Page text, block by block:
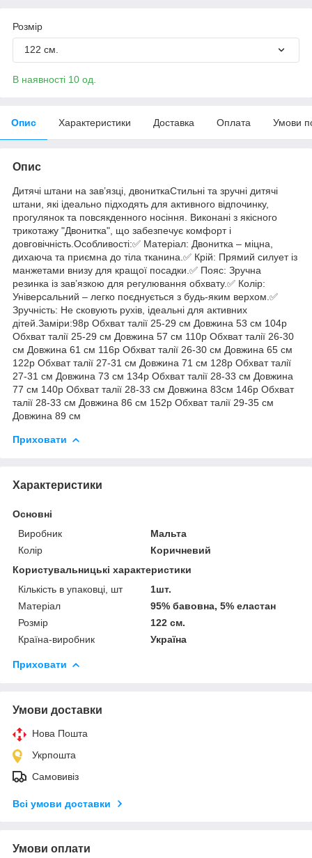
Розмір
122 см.
В наявності 10 од.
Опис Характеристики Доставка Оплата Умови
Опис
Дитячі штани на зав’язці, двониткаСтильні та зручні дитячі
штани, які ідеально підходять для активного відпочинку,
прогулянок та повсякденного носіння. Виконані з якісного
трикотажу "Двонитка", що забезпечує комфорт і
довговічність.Особливості:✅ Матеріал: Двонитка – міцна,
дихаюча та приємна до тіла тканина.✅ Крій: Прямий силует із
манжетами внизу для кращої посадки.✅ Пояс: Зручна
резинка із зав’язкою для регулювання обхвату.✅ Колір:
Універсальний – легко поєднується з будь-яким верхом.✅
Зручність: Не сковують рухів, ідеальні для активних
дітей.Заміри:98р Обхват талії 25-29 см Довжина 53 см 104р
Обхват талії 25-29 см Довжина 57 см 110р Обхват талії 26-30
см Довжина 61 см 116р Обхват талії 26-30 см Довжина 65 см
122р Обхват талії 27-31 см Довжина 71 см 128р Обхват талії
27-31 см Довжина 73 см 134р Обхват талії 28-33 см Довжина
77 см 140р Обхват талії 28-33 см Довжина 83см 146р Обхват
талії 28-33 см Довжина 86 см 152р Обхват талії 29-35 см
Довжина 89 см
Приховати
Характеристики
Основні
Виробник
Мальта
Колір
Коричневий
Користувальницькі характеристики
Кількість в упаковці, шт
1шт.
Матеріал
95% бавовна, 5% еластан
Розмір
122 см.
Країна-виробник
Україна
Приховати
Умови доставки
Нова Пошта
Укрпошта
Самовивіз
Всі умови доставки
Умови оплати